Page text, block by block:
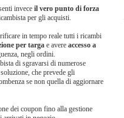
invece il vero punto di forza
per gli acquisti.
in tempo reale tutti i ricambi
per targa e avere accesso a
negli ordini.
di sgravarsi di numerose
che prevede gli
se non quella di aggiornare
dei coupon fino alla gestione